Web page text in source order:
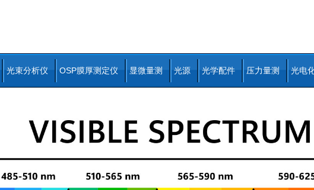
光束分析仪 OSP膜厚测定仪 显微量测 光源 光学配件 压力量测 光电